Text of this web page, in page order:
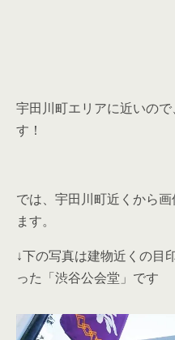
宇田川町エリアに近いの
す！
では、宇田川町近くから
ます。
↓下の写真は建物近くの目
った「渋谷公会堂」です